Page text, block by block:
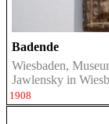
Badende
Wiesbaden,
Jawlensky in
1908